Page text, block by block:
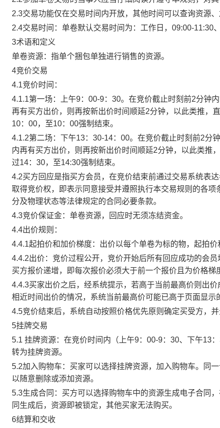
2.3交易功能仅在交易时间内开放，其他时间可以查询资源
2.4交易时间：单卷默认交易时间为：工作日，09:00-11:30
3术语和定义
单卷资源：指单个捆包单独进行销售的资源。
4竞价交易
4.1竞价时间：
4.1.1第一场：上午9：00-9：30。在竞价截止时刻前2分钟
再有买方出价，则再按新出价时间顺延2分钟，以此类推，
10：00，至10：00强制结束。
4.1.2第二场：下午13：30-14：00。在竞价截止时刻前2分
内再有买方出价，则再按新出价时间顺延2分钟，以此类推
过14：30，至14:30强制结束。
4.2买方回应是指买方会员，在竞价结束前通过交易系统表
取得竞价权，即表示同意接受并遵照执行本交易规则的各
分及物理状态等法律规定的合同必要条款。
4.3竞价保证金：单卷资源，回应时无须冻结资金。
4.4出价规则：
4.4.1起拍价和加价梯度：出价以每个单卷为标的物，起拍
4.4.2出价：竞价过程公开，竞价开始后所有回应成功的会
买方报价递增，即每次报价必须大于前一个报价且为价格
4.4.3买家出价之后，经系统提示，若高于当前最高价则出
相近时间出价的情况，系统当前最高价可能已高于页面显示
4.5竞价结束后，系统自动按照价格优先原则确定买受方，
5挂牌交易
5.1 挂牌资源：在竞价时间内（上午9：00-9：30、下午13
转为挂牌资源。
5.2加入购物车：买家可以选择挂牌资源，加入购物车。同
以随意删除或添加资源。
5.3生成合同：买方可以选择购物车中的资源生成电子合同
同生成后，资源即被锁定，其他买家无法购买。
6结算和交收